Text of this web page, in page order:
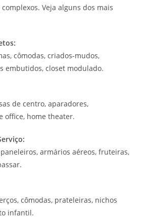
Veja alguns dos mais
cômodas, criados-mudos,
embutidos, closet modulado.
de centro, aparadores,
office, home theater.
armários aéreos, fruteiras,
cômodas, prateleiras, nichos
infantil.